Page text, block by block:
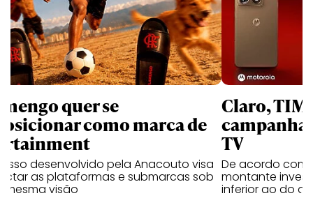
quer se
como marca de
desenvolvido pela Anacouto visa
as plataformas e submarcas sob
mesma visão
Claro,
TV
De acordo com
montante
inferior ao do